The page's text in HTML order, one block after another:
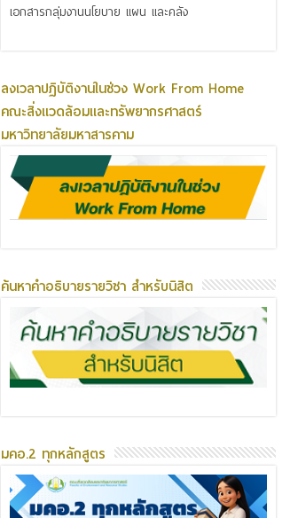
เอกสารกลุ่มงานนโยบาย แผน และคลัง
ลงเวลาปฏิบัติงานในช่วง Work From Home
คณะสิ่งแวดล้อมและทรัพยากรศาสตร์
มหาวิทยาลัยมหาสารคาม
ค้นหาคำอธิบายรายวิชา สำหรับนิสิต
มคอ.2 ทุกหลักสูตร